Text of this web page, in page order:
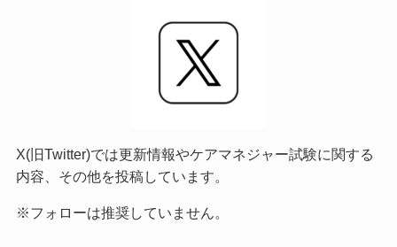
X(旧Twitter)では更新情報やケアマネジャー試験に関する
内容、その他を投稿しています。
※フォローは推奨していません。